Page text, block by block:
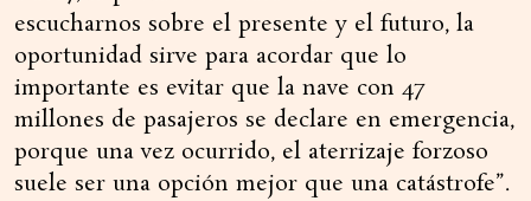
escucharnos sobre el presente y el futuro, la
oportunidad sirve para acordar que lo
importante es evitar que la nave con 47
millones de pasajeros se declare en emergencia,
porque una vez ocurrido, el aterrizaje forzoso
suele ser una opción mejor que una catástrofe”.